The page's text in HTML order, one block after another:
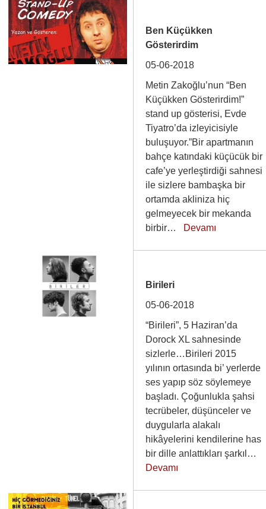
Ben Küçükken
Gösterirdim
05-06-2018
Metin Zakoğlu’nun “Ben
Küçükken Gösterirdim!”
stand up gösterisi, Evde
Tiyatro’da izleyicisiyle
buluşuyor.”Bir apartmanın
bahçe katındaki küçücük bir
cafe’ye yerleştirdiği sahnesi
ile sizlere bambaşka bir
ortamda akliniza hiç
gelmeyecek bir mekanda
birbir… Devamı
Birileri
05-06-2018
“Birileri”, 5 Haziran’da
Dorock XL sahnesinde
sizlerle…Birileri 2015
yılının ortasında bi’ yerlerde
ses yapıp söz söylemeye
başladı. Çoğunlukla şahsi
tecrübeler, düşünceler ve
duygularla alakalı
hikâyelerini kendilerine has
bir dille anlattıkları şarkıl…
Devamı